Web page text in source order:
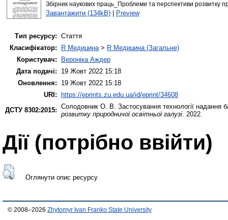
Збірник наукових праць_Проблеми та перспективи розвитку
Завантажити (134kB)| Preview
Тип ресурсу: Стаття
Класифікатор:
R Медицина> R Медицина (Загальне)
Користувач:
Вероніка Аждер
Дата подачі:
19 Жовт 2022 15:18
Оновлення:
19 Жовт 2022 15:18
URI:
https://eprints.zu.edu.ua/id/eprint/34608
ДСТУ 8302:2015: Солодовник О. В. Застосування технології
розвитку природничої освітньої галузі. 2022.
Дії ​​(потрібно ввійти)
Оглянути опис ресурсу
© 2008–2026 Zhytomyr Ivan Franko State University